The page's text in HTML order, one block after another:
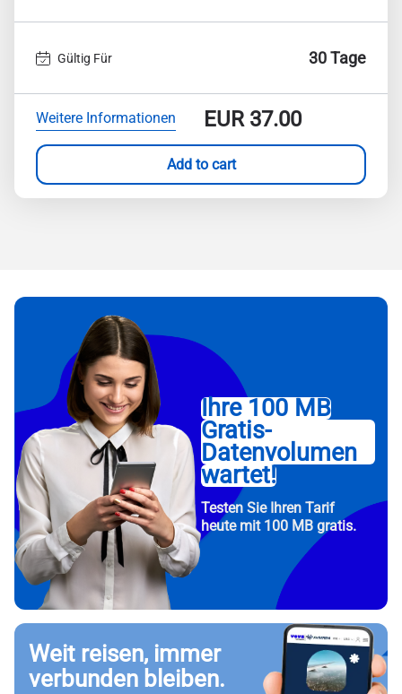
Gültig Für 30 Tage
Weitere Informationen EUR37.00
Add to cart
Ihre 100 MB
Gratis-
Datenvolumen
wartet!
Testen Sie Ihren Tarif
heute mit 100 MB gratis.
Weit reisen, immer
verbunden bleiben.